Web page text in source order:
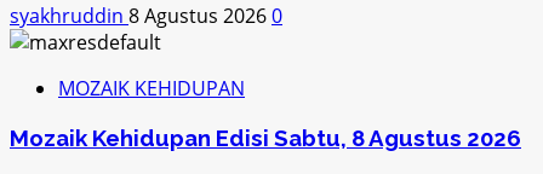
syakhruddin 8 Agustus 20260
MOZAIK KEHIDUPAN
Mozaik Kehidupan Edisi Sabtu, 8 Agustus 2026